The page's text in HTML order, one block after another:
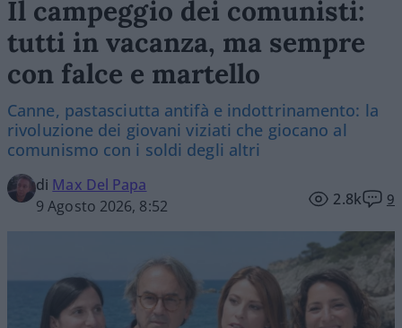
Il campeggio dei comunisti:
tutti in vacanza, ma sempre
con falce e martello
Canne, pastasciutta antifà e indottrinamento: la
rivoluzione dei giovani viziati che giocano al
comunismo con i soldi degli altri
di Max Del Papa
9 Agosto 2026, 8:52
2.8k 9